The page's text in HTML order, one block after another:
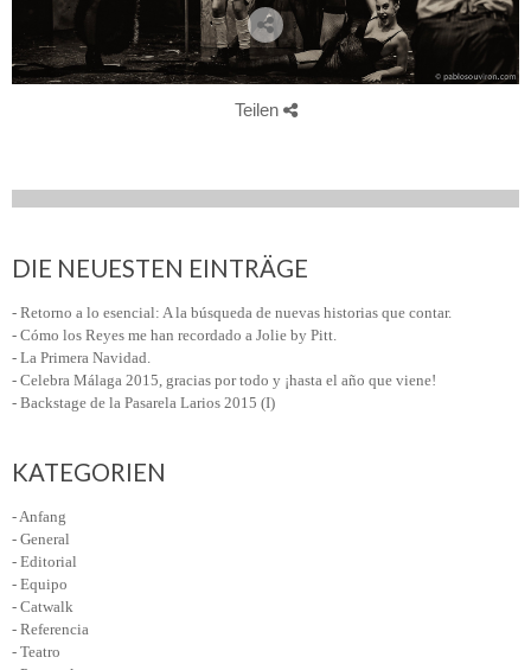
Teilen
DIE NEUESTEN EINTRÄGE
- Retorno a lo esencial: A la búsqueda de nuevas historias que contar.
- Cómo los Reyes me han recordado a Jolie by Pitt.
- La Primera Navidad.
- Celebra Málaga 2015, gracias por todo y ¡hasta el año que viene!
- Backstage de la Pasarela Larios 2015 (I)
KATEGORIEN
- Anfang
- General
- Editorial
- Equipo
- Catwalk
- Referencia
- Teatro